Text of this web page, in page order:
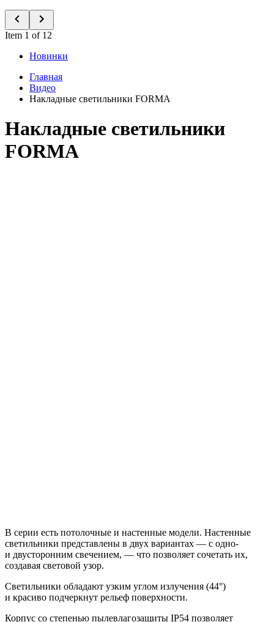
Item 1 of 12
Новинки
Главная
Видео
Накладные светильники FORMA
Накладные светильники
FORMA
В серии есть потолочные и настенные модели. Настенные
светильники представлены в двух вариантах — с одно-
и двусторонним свечением, — что позволяет сочетать их,
создавая световой узор.
Светильники обладают узким углом излучения (44°)
и красиво подчеркнут рельеф поверхности.
Корпус со степенью пылевлагозащиты IP54 позволяет